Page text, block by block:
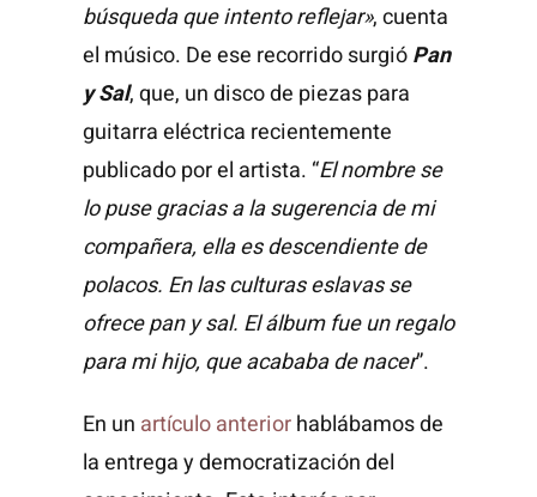
búsqueda que intento reflejar», cuenta
el músico. De ese recorrido surgióPan
y Sal, que, un disco de piezas para
guitarra eléctrica recientemente
publicado por el artista. “El nombre se
lo puse gracias a la sugerencia de mi
compañera, ella es descendiente de
polacos. En las culturas eslavas se
ofrece pan y sal. El álbum fue un regalo
para mi hijo, que acababa de nacer”.
En un artículo anteriorhablábamos de
la entrega y democratización del